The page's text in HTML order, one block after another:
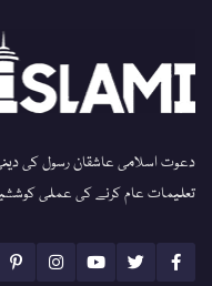
دعوت اسلامی عاشقان رسول کی
تعلیمات عام کرنے کی عملی